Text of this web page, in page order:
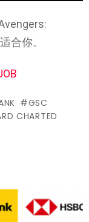
合你。
GSC
CHARTED